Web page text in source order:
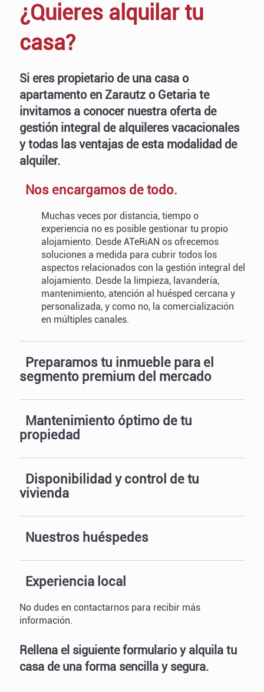
¿Quieres alquilar tu
casa?
Si eres propietario de una casa o
apartamento en Zarautz o Getaria te
invitamos a conocer nuestra oferta de
gestión integral de alquileres vacacionales
y todas las ventajas de esta modalidad de
alquiler.
Nos encargamos de todo.
Muchas veces por distancia, tiempo o
experiencia no es posible gestionar tu propio
alojamiento. Desde ATeRiAN os ofrecemos
soluciones a medida para cubrir todos los
aspectos relacionados con la gestión integral del
alojamiento. Desde la limpieza, lavandería,
mantenimiento, atención al huésped cercana y
personalizada, y como no, la comercialización
en múltiples canales.
Preparamos tu inmueble para el
segmento premium del mercado
Mantenimiento óptimo de tu
propiedad
Disponibilidad y control de tu
vivienda
Nuestros huéspedes
Experiencia local
No dudes en contactarnos para recibir más
información.
Rellena el siguiente formulario y alquila tu
casa de una forma sencilla y segura.